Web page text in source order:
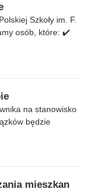
Szkoły im. F.
osób, które: ✔️
na stanowisko
będzie
mieszkan